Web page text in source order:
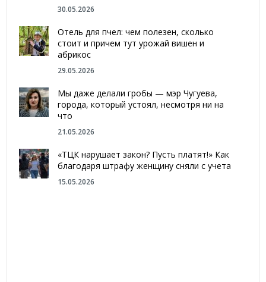
30.05.2026
Отель для пчел: чем полезен, сколько
стоит и причем тут урожай вишен и
абрикос
29.05.2026
Мы даже делали гробы — мэр Чугуева,
города, который устоял, несмотря ни на
что
21.05.2026
«ТЦК нарушает закон? Пусть платят!» Как
благодаря штрафу женщину сняли с учета
15.05.2026